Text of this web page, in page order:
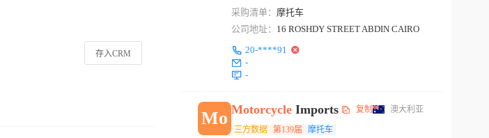
存入CRM
采购清单： 摩托车
公司地址： 16 ROSHDY STREET ABDIN CAIRO
20-****91
-
-
Mo Motorcycle Imports 复制 澳大利亚
三方数据 第139届 摩托车